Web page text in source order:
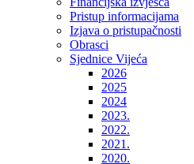
Pristup informacijama
Izjava o pristupačnosti
Obrasci
Sjednice Vijeća
2026
2025
2024
2023.
2022.
2021.
2020.